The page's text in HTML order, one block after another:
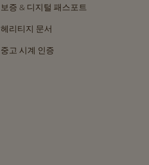
보증 & 디지털 패스포트
헤리티지 문서
중고 시계 인증